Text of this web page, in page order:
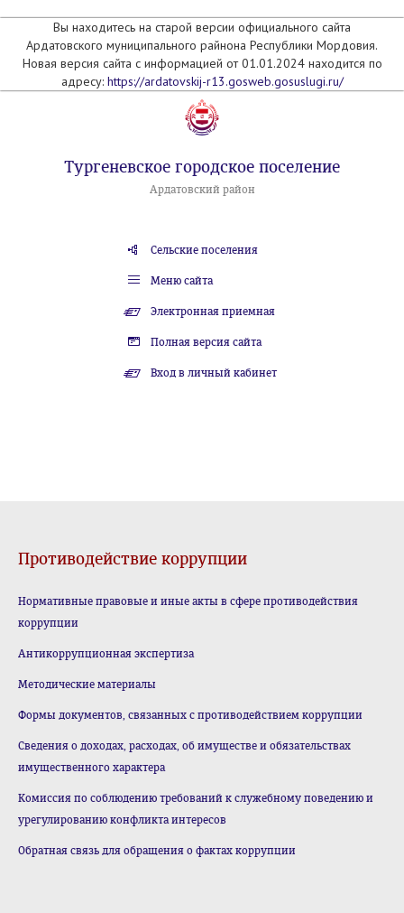
Вы находитесь на старой версии официального сайта
Ардатовского муниципального райнона Республики Мордовия.
Новая версия сайта с информацией от 01.01.2024 находится по
адресу: https://ardatovskij-r13.gosweb.gosuslugi.ru/
Тургеневское городское поселение
Ардатовский район
Сельские поселения
Меню сайта
Электронная приемная
Полная версия сайта
Вход в личный кабинет
Противодействие коррупции
Нормативные правовые и иные акты в сфере противодействия
коррупции
Антикоррупционная экспертиза
Методические материалы
Формы документов, связанных с противодействием коррупции
Сведения о доходах, расходах, об имуществе и обязательствах
имущественного характера
Комиссия по соблюдению требований к служебному поведению и
урегулированию конфликта интересов
Обратная связь для обращения о фактах коррупции